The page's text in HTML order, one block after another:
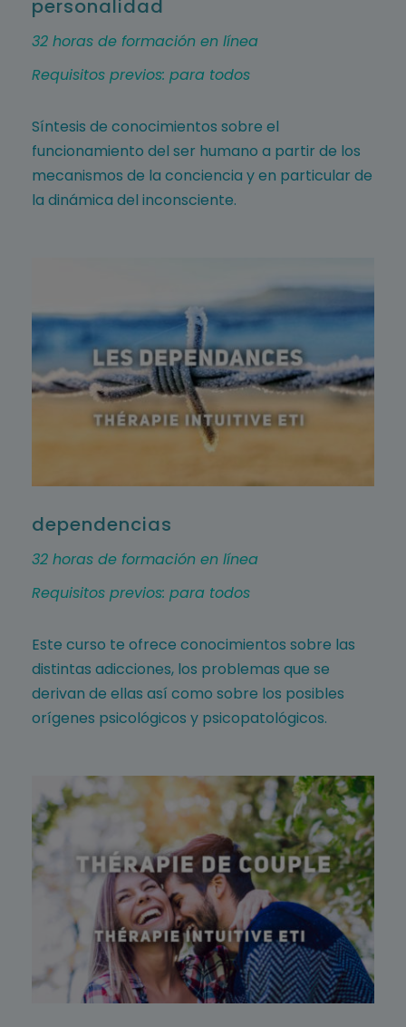
personalidad
32 horas de formación en línea
Requisitos previos: para todos
Síntesis de conocimientos sobre el
funcionamiento del ser humano a partir de los
mecanismos de la conciencia y en particular de
la dinámica del inconsciente.
dependencias
32 horas de formación en línea
Requisitos previos: para todos
Este curso te ofrece conocimientos sobre las
distintas adicciones, los problemas que se
derivan de ellas así como sobre los posibles
orígenes psicológicos y psicopatológicos.